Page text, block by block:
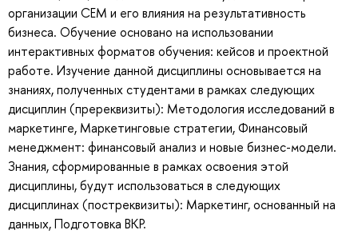
организации СЕМ и его влияния на результативность
бизнеса. Обучение основано на использовании
интерактивных форматов обучения: кейсов и проектной
работе. Изучение данной дисциплины основывается на
знаниях, полученных студентами в рамках следующих
дисциплин (пререквизиты): Методология исследований в
маркетинге, Маркетинговые стратегии, Финансовый
менеджмент: финансовый анализ и новые бизнес-модели.
Знания, сформированные в рамках освоения этой
дисциплины, будут использоваться в следующих
дисциплинах (постреквизиты): Маркетинг, основанный на
данных, Подготовка ВКР.